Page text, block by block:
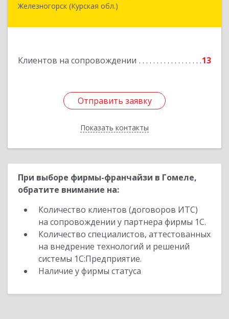
Железногорск (Курская обл.)
Клиентов на сопровождении 13
Отправить заявку
Показать контакты
307170, Курская обл, Железногорский р-н,
Подробнее
Отправить заявку
Назад
При выборе фирмы-франчайзи в Гомеле,
обратите внимание на:
Количество клиентов (договоров ИТС)
на сопровождении у партнера фирмы 1С.
Количество специалистов, аттестованных
на внедрение технологий и решений
системы 1С:Предприятие.
Наличие у фирмы статуса